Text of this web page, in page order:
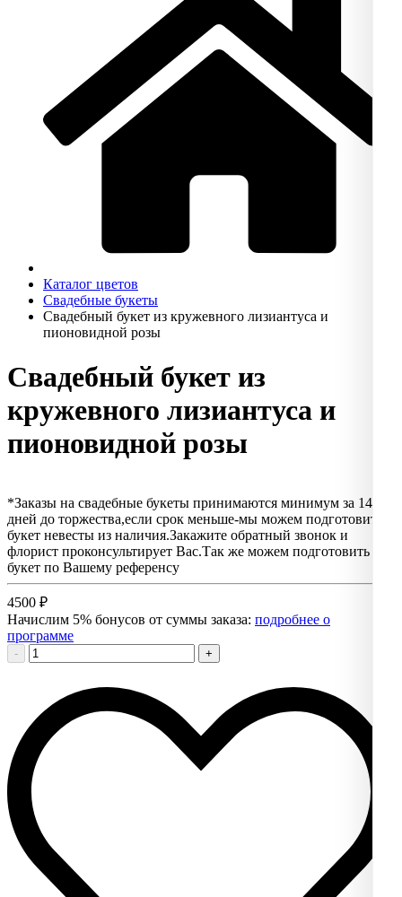
Каталог цветов
Свадебные букеты
Свадебный букет из кружевного лизиантуса и
пионовидной розы
Свадебный букет из
кружевного лизиантуса и
пионовидной розы
*Заказы на свадебные букеты принимаются минимум за 14
дней до торжества,если срок меньше-мы можем подготовить
букет невесты из наличия.Закажите обратный звонок и
флорист проконсультирует Вас.Так же можем подготовить
букет по Вашему референсу
4500 ₽
Начислим 5% бонусов от суммы заказа: подробнее о
программе
- +